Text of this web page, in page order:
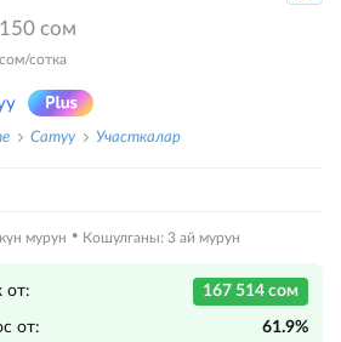
сом
сотка
Сатуу Участкалар
мурун · Кошулганы: 3 ай мурун
от: 167 514 сом
от: 61.9%